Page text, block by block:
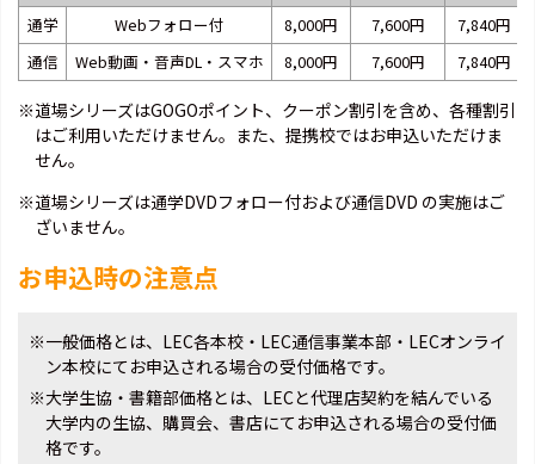
通学
Webフォロー付 8,000円 7,600円
7,840円
通信
Web動画・音声DL・スマホ 8,000円 7,600円 7,840円
※道場シリーズはGOGOポイント、クーポン割引を含め、各種割引
はご利用いただけません。また、提携校ではお申込いただけま
せん。
※道場シリーズは通学DVDフォロー付および通信DVD の実施はご
ざいません。
お申込時の注意点
※一般価格とは、LEC各本校・LEC通信事業本部・LECオンライ
ン本校にてお申込される場合の受付価格です。
※大学生協・書籍部価格とは、LECと代理店契約を結んでいる
大学内の生協、購買会、書店にてお申込される場合の受付価
格です。